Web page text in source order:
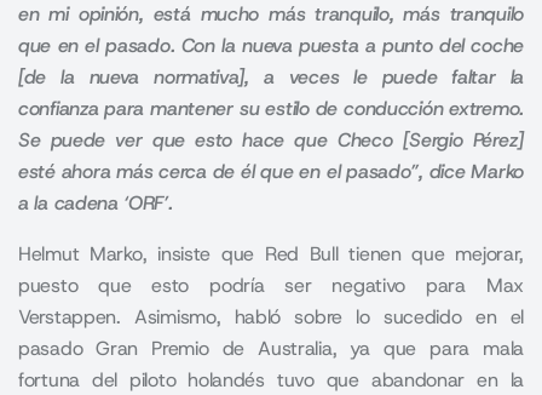
en mi opinión, está mucho más tranquilo, más tranquilo
que en el pasado. Con la nueva puesta a punto del coche
[de la nueva normativa], a veces le puede faltar la
confianza para mantener su estilo de conducción extremo.
Se puede ver que esto hace que Checo [Sergio Pérez]
esté ahora más cerca de él que en el pasado”, dice Marko
a la cadena ‘ORF’.
Helmut Marko, insiste que Red Bull tienen que mejorar,
puesto que esto podría ser negativo para Max
Verstappen. Asimismo, habló sobre lo sucedido en el
pasado Gran Premio de Australia, ya que para mala
fortuna del piloto holandés tuvo que abandonar en la